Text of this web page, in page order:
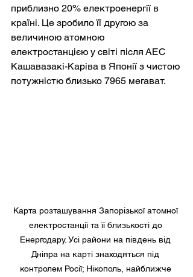
приблизно 20% електроенергії в
країні. Це зробило її другою за
величиною атомною
електростанцією у світі після АЕС
Кашавазакі-Каріва в Японії з чистою
потужністю близько 7965 мегават.
Карта розташування Запорізької атомної
електростанції та її близькості до
Енергодару. Усі райони на південь від
Дніпра на карті знаходяться під
контролем Росії; Нікополь, найближче